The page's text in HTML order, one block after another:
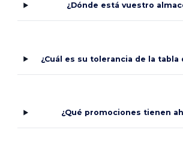
¿Dónde está vuestro
¿Cuál es su tolerancia de la tabla
¿Qué promociones tienen